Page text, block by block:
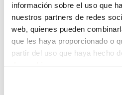
información sobre el uso que
nuestros partners de redes
web, quienes pueden
que les haya proporcionado o
partir del uso que haya hecho
¿Has olvidado tu contraseña?